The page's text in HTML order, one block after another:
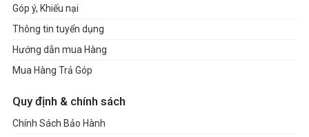
Góp ý, Khiếu nại
Thông tin tuyển dụng
Hướng dẫn mua Hàng
Mua Hàng Trả Góp
Quy định & chính sách
Chính Sách Bảo Hành